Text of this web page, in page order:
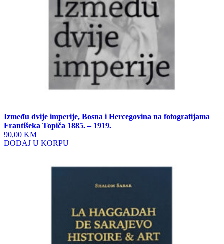
Između dvije imperije, Bosna i Hercegovina na fotografijama
Františeka Topiča 1885. – 1919.
90,00 KM
DODAJ U KORPU